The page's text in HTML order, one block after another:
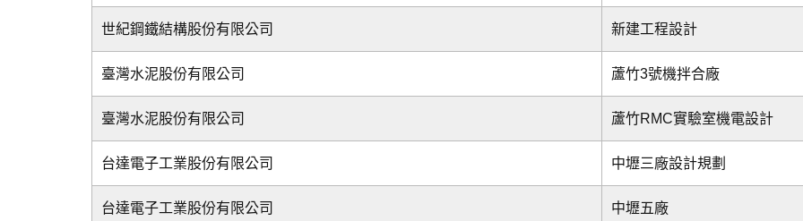
世紀鋼鐵結構股份有限公司 新建工程設計
臺灣水泥股份有限公司 蘆竹3號機拌合廠
臺灣水泥股份有限公司 蘆竹RMC實驗室機電設計
台達電子工業股份有限公司 中壢三廠設計規劃
台達電子工業股份有限公司 中壢五廠